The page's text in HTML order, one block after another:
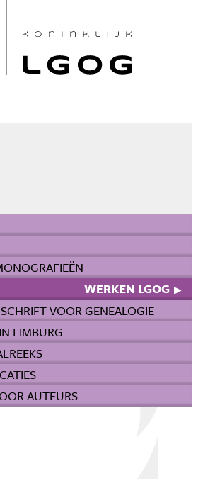
WERKEN LGOG
VOOR GENEALOGIE
LIMBURG
AUTEURS